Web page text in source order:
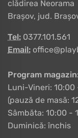
clădirea Neorama
Brașov, jud.
Tel: 0377.101.561
Email:
Program
Luni-Vineri: 10:00
(pauză de masă:
Sâmbăta: 10:00 -
Duminică: închis